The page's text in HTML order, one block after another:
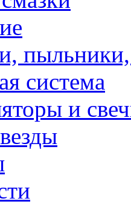
система
и